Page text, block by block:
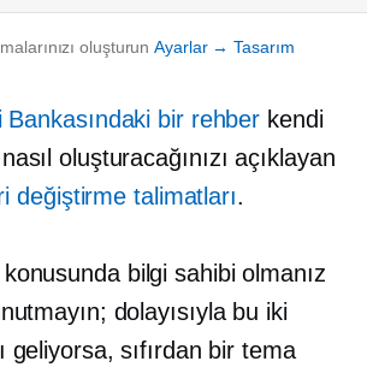
oluşturunAyarlar → Tasarım
Bankasındaki bir rehber kendi
oluşturacağınızı açıklayan
değiştirme talimatları.
bilgi sahibi olmanız
dolayısıyla bu iki
geliyorsa, sıfırdan bir tema